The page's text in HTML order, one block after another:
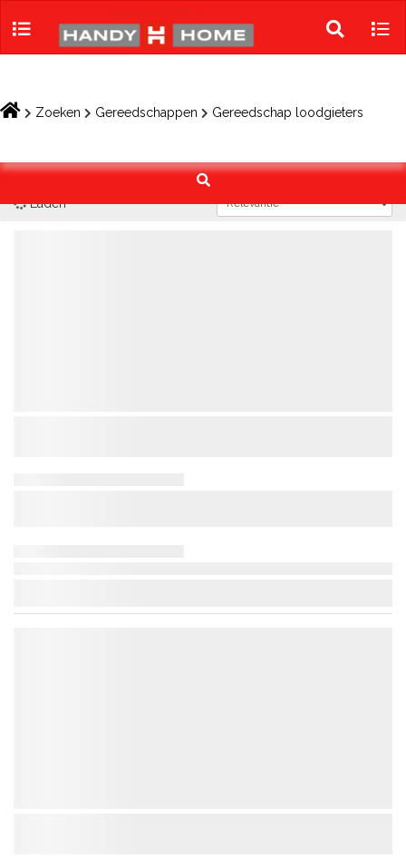
Toggle
search
Zoeken Gereedschappen Gereedschap loodgieters
Laden